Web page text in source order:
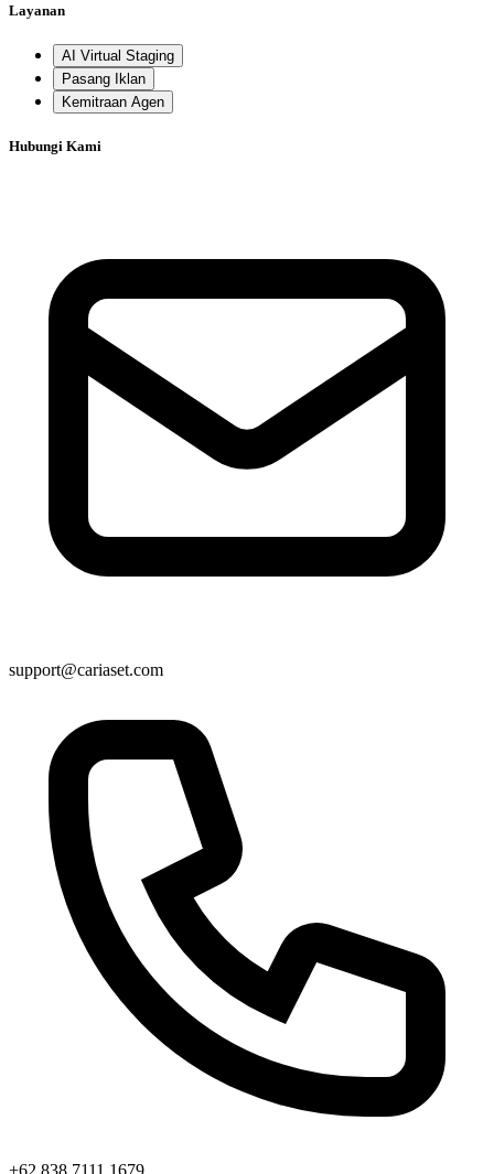
Layanan
AI Virtual Staging
Pasang Iklan
Kemitraan Agen
Hubungi Kami
support@cariaset.com